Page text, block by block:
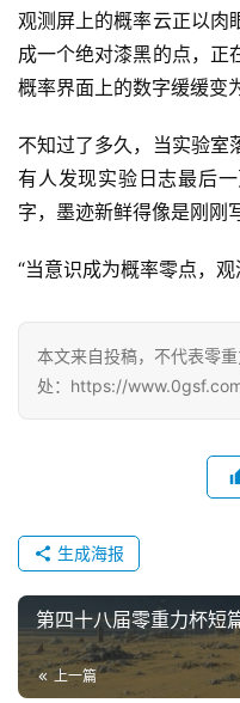
观测屏上的概率云正以肉
成一个绝对漆黑的点，正
概率界面上的数字缓缓变
不知过了多久，当实验室
有人发现实验日志最后
字，墨迹新鲜得像是刚刚
“当意识成为概率零点，
本文来自投稿，不代表零
处：https://
生成海报
第四十八届零重力杯短
上一篇